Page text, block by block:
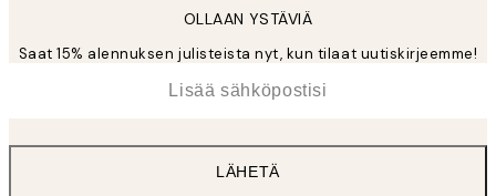
OLLAAN YSTÄVIÄ
Saat 15% alennuksen julisteista nyt, kun tilaat uutiskirjeemme!
LÄHETÄ